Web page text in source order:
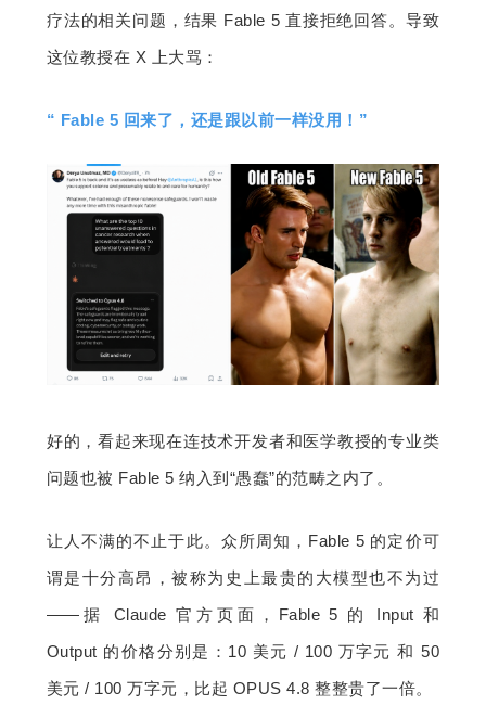
疗法的相关问题，结果 Fable 5 直接拒绝回答。导致
这位教授在 X 上大骂：
“ Fable 5 回来了，还是跟以前一样没用！”
好的，看起来现在连技术开发者和医学教授的专业类
问题也被 Fable 5 纳入到“愚蠢”的范畴之内了。
让人不满的不止于此。众所周知，Fable 5 的定价可
谓是十分高昂，被称为史上最贵的大模型也不为过
——据 Claude 官方页面，Fable 5 的 Input 和
Output 的价格分别是：10 美元 / 100 万字元 和 50
美元 / 100 万字元，比起 OPUS 4.8 整整贵了一倍。